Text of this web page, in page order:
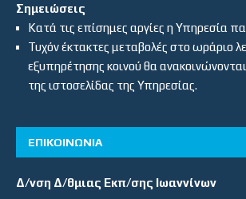
Σημειώσεις
Κατά τις επίσημες αργίες η Υπηρεσία
Τυχόν έκτακτες μεταβολές στο ωράριο
εξυπηρέτησης κοινού θα
της ιστοσελίδας της Υπηρεσίας.
ΕΠΙΚΟΙΝΩΝΙΑ
Δ/νση Δ/θμιας Εκπ/σης Ιωαννίνων